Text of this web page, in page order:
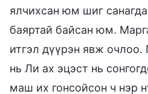
ялчихсан юм шиг
баяртай байсан юм.
итгэл дүүрэн явж очлоо.
нь Ли ах эцэст нь
маш их гонсойсон ч нэр